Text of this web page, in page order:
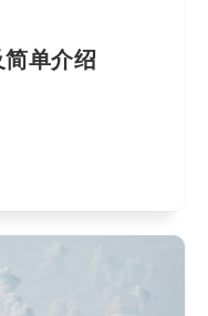
单介绍